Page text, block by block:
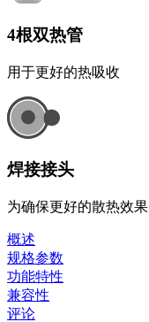
4根双热管
用于更好的热吸收
焊接接头
为确保更好的散热效果
概述
规格参数
功能特性
兼容性
评论